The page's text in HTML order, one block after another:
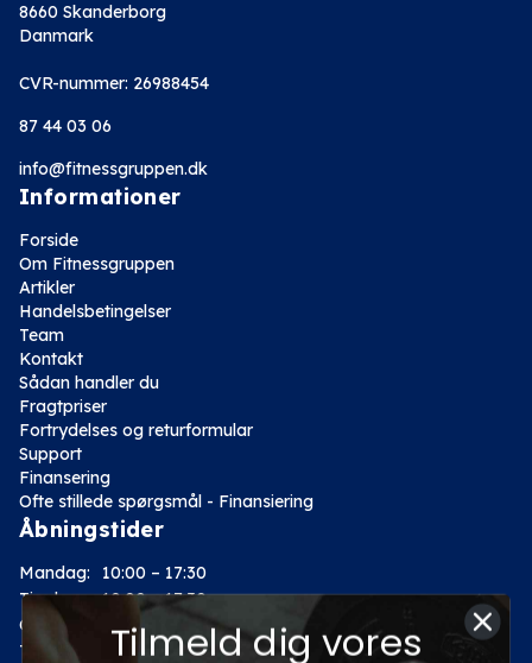
8660 Skanderborg
Danmark
CVR-nummer: 26988454
87 44 03 06
info@fitnessgruppen.dk
Informationer
Forside
Om Fitnessgruppen
Artikler
Handelsbetingelser
Team
Kontakt
Sådan handler du
Fragtpriser
Fortrydelses og returformular
Support
Finansering
Ofte stillede spørgsmål - Finansiering
Åbningstider
Mandag:
10:00 – 17:30
Tirsdag: 10:00 – 17:30
Onsdag:
10:00 – 17:30
Torsdag:
10:00 – 17:30
Tilmeld dig vores